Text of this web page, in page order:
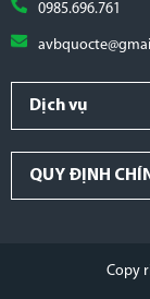
0985.696.761
Dịch vụ
QUY ĐỊNH
Copy